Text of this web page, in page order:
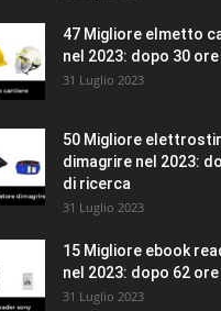
47 Migliore elmetto
nel 2023: dopo 30
31 Luglio 2023
50 Migliore
dimagrire nel 2023:
di ricerca
31 Luglio 2023
15 Migliore ebook
nel 2023: dopo 62 ore
31 Luglio 2023